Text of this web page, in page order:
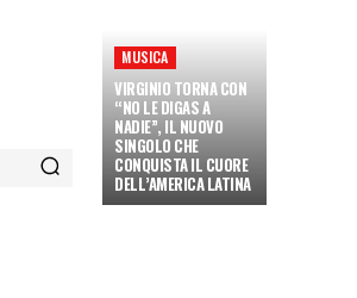
MUSICA
VIRGINIO TORNA CON
“NO LE DIGAS A
NADIE”, IL NUOVO
SINGOLO CHE
CONQUISTA IL CUORE
DELL’AMERICA LATINA